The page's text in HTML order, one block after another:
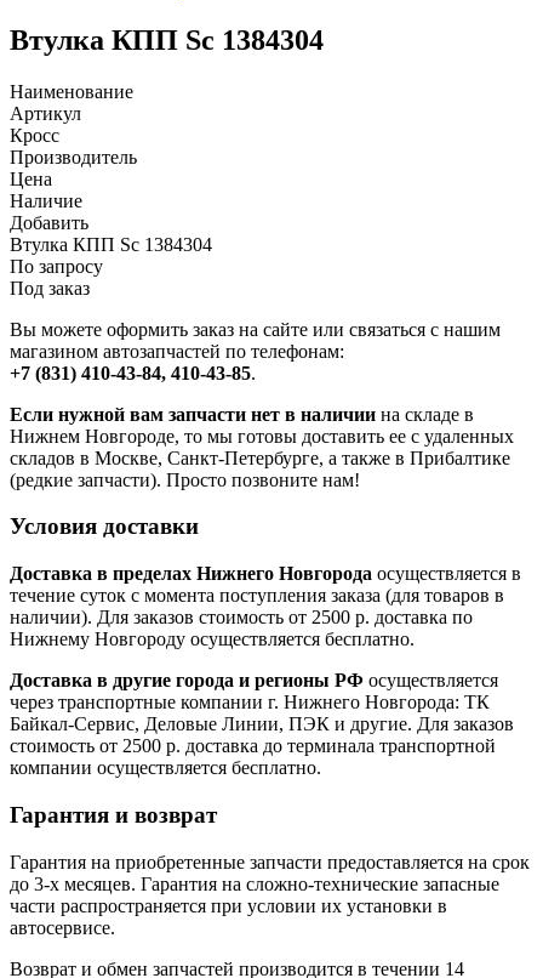
Втулка КПП Sc 1384304
Наименование
Артикул
Кросс
Производитель
Цена
Наличие
Добавить
Втулка КПП Sc 1384304
По запросу
Под заказ
Вы можете оформить заказ на сайте или связаться с нашим
магазином автозапчастей по телефонам:
+7 (831) 410-43-84, 410-43-85.
Если нужной вам запчасти нет в наличии на складе в
Нижнем Новгороде, то мы готовы доставить ее с удаленных
складов в Москве, Санкт-Петербурге, а также в Прибалтике
(редкие запчасти). Просто позвоните нам!
Условия доставки
Доставка в пределах Нижнего Новгорода осуществляется в
течение суток с момента поступления заказа (для товаров в
наличии). Для заказов стоимость от 2500 р. доставка по
Нижнему Новгороду осуществляется бесплатно.
Доставка в другие города и регионы РФ осуществляется
через транспортные компании г. Нижнего Новгорода: ТК
Байкал-Сервис, Деловые Линии, ПЭК и другие. Для заказов
стоимость от 2500 р. доставка до терминала транспортной
компании осуществляется бесплатно.
Гарантия и возврат
Гарантия на приобретенные запчасти предоставляется на срок
до 3-х месяцев. Гарантия на сложно-технические запасные
части распространяется при условии их установки в
автосервисе.
Возврат и обмен запчастей производится в течении 14